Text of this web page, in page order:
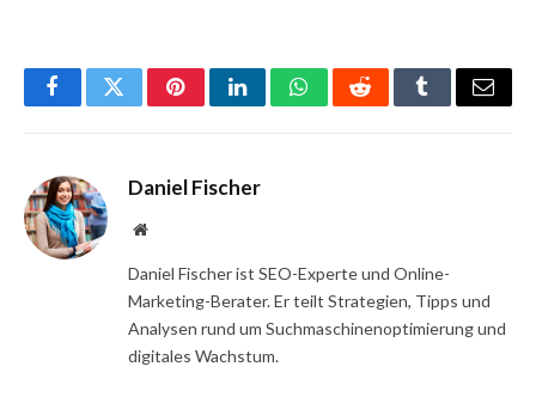
FacebookTwitterPinterestLinkedInWhatsAppRedditTumblrEmail
Daniel Fischer
Website
Daniel Fischer ist SEO-Experte und Online-
Marketing-Berater. Er teilt Strategien, Tipps und
Analysen rund um Suchmaschinenoptimierung und
digitales Wachstum.